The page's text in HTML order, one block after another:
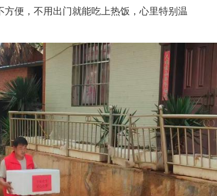
便，不用出门就能吃上热饭，心里特别温